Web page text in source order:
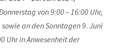
von 9:00 – 16:00 Uhr,
an den Sonntagen 9. Juni
Uhr in Anwesenheit der